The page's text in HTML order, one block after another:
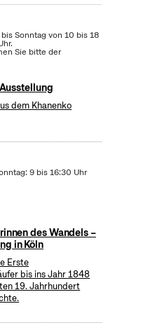
Sonntag von 10 bis 18
Sie bitte der
dem Khanenko
9 bis 16:30 Uhr
des Wandels –
in Köln
Erste
bis ins Jahr 1848
19. Jahrhundert